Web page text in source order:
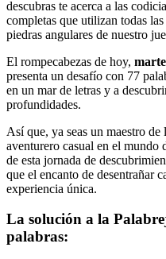
descubras te acerca a las
completas que utilizan todas
piedras angulares de nuestro
El rompecabezas de hoy,
presenta un desafío con 77
en un mar de letras y a
profundidades.
Así que, ya seas un maestro
aventurero casual en el mundo
de esta jornada de
que el encanto de desentrañar
experiencia única.
La solución a la
palabras: